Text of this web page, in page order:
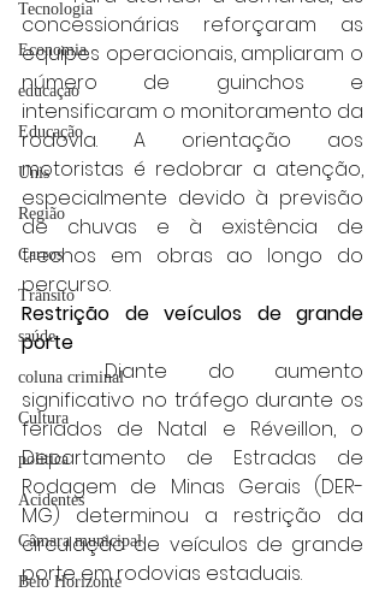
Tecnologia
Economia
educaçao
Educação
Unis
Região
Carros
Trânsito
saúde
coluna criminal
Cultura
politica
Acidentes
Câmara municipal
Belo Horizonte
concessionárias reforçaram as
equipes operacionais, ampliaram o
número de guinchos e
intensificaram o monitoramento da
rodovia. A orientação aos
motoristas é redobrar a atenção,
especialmente devido à previsão
de chuvas e à existência de
trechos em obras ao longo do
percurso.
Restrição de veículos de grande
porte
	Diante do aumento
significativo no tráfego durante os
feriados de Natal e Réveillon, o
Departamento de Estradas de
Rodagem de Minas Gerais (DER-
MG) determinou a restrição da
circulação de veículos de grande
porte em rodovias estaduais.